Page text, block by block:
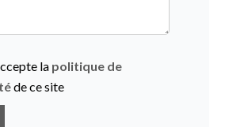
la politique de
de ce site